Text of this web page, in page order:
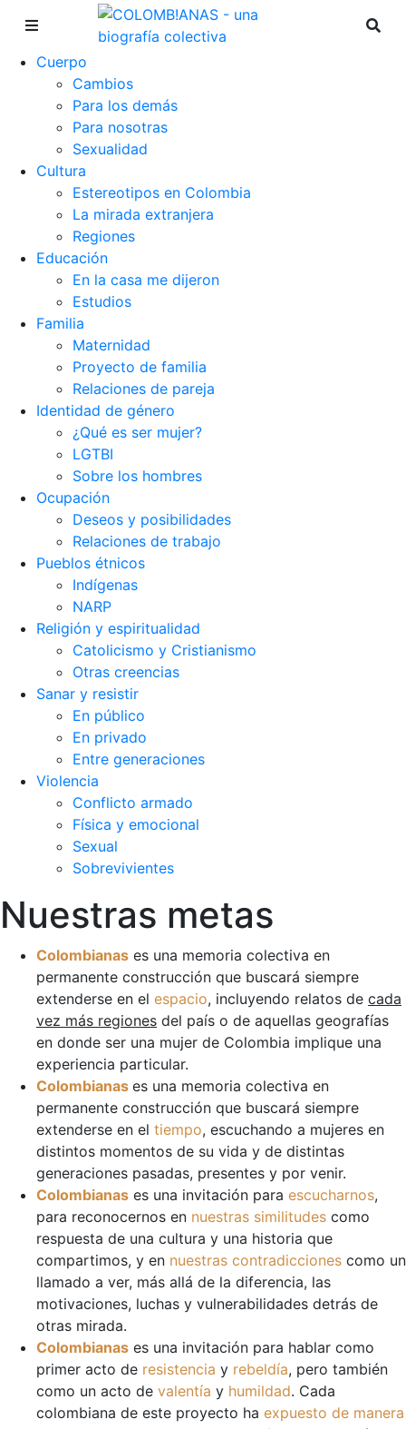
Cuerpo
Cambios
Para los demás
Para nosotras
Sexualidad
Cultura
Estereotipos en Colombia
La mirada extranjera
Regiones
Educación
En la casa me dijeron
Estudios
Familia
Maternidad
Proyecto de familia
Relaciones de pareja
Identidad de género
¿Qué es ser mujer?
LGTBI
Sobre los hombres
Ocupación
Deseos y posibilidades
Relaciones de trabajo
Pueblos étnicos
Indígenas
NARP
Religión y espiritualidad
Catolicismo y Cristianismo
Otras creencias
Sanar y resistir
En público
En privado
Entre generaciones
Violencia
Conflicto armado
Física y emocional
Sexual
Sobrevivientes
Nuestras metas
Colombianas es una memoria colectiva en
permanente construcción que buscará siempre
extenderse en el espacio, incluyendo relatos de cada
vez más regiones del país o de aquellas geografías
en donde ser una mujer de Colombia implique una
experiencia particular.
Colombianas es una memoria colectiva en
permanente construcción que buscará siempre
extenderse en el tiempo, escuchando a mujeres en
distintos momentos de su vida y de distintas
generaciones pasadas, presentes y por venir.
Colombianas es una invitación para escucharnos,
para reconocernos en nuestras similitudes como
respuesta de una cultura y una historia que
compartimos, y en nuestras contradicciones como un
llamado a ver, más allá de la diferencia, las
motivaciones, luchas y vulnerabilidades detrás de
otras mirada.
Colombianas es una invitación para hablar como
primer acto de resistencia y rebeldía, pero también
como un acto de valentía y humildad. Cada
colombiana de este proyecto ha expuesto de manera